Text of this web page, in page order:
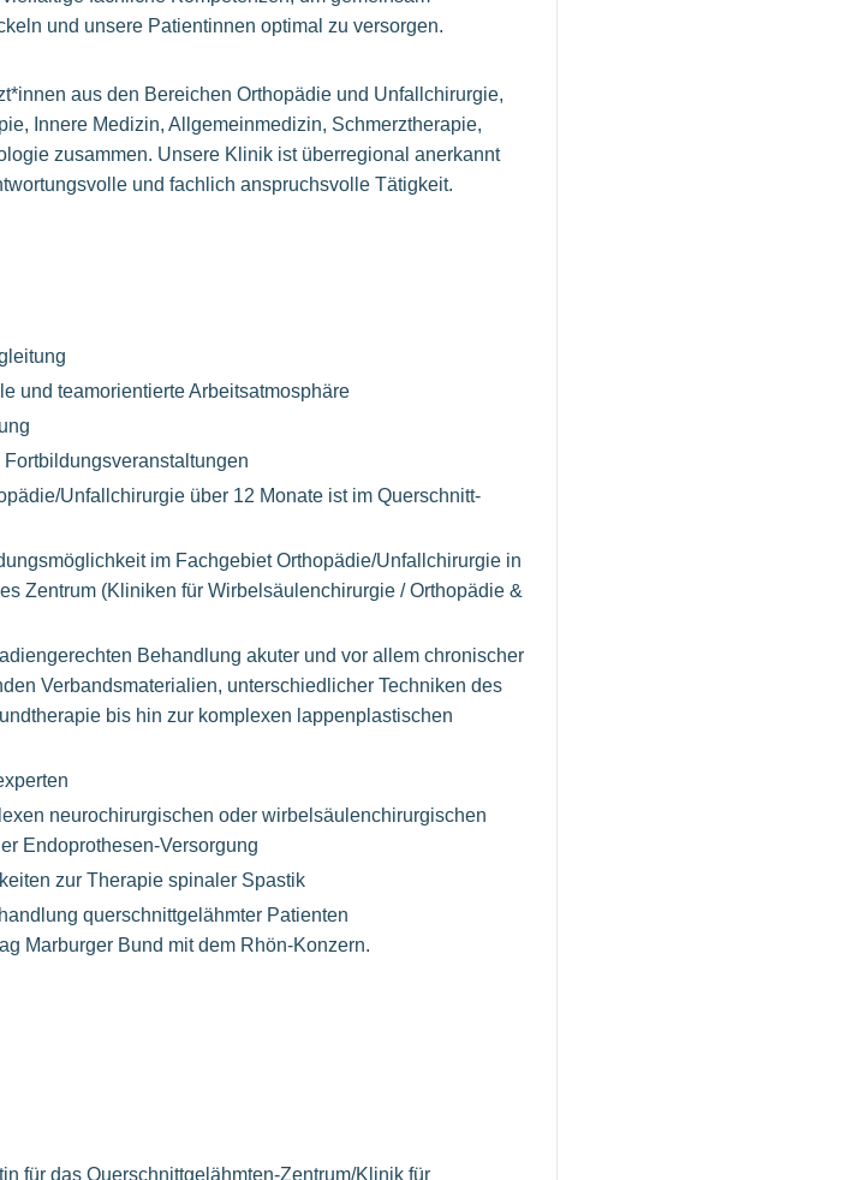
und unsere Patientinnen optimal zu versorgen.
aus den Bereichen Orthopädie und Unfallchirurgie,
Innere Medizin, Allgemeinmedizin, Schmerztherapie,
zusammen. Unsere Klinik ist überregional anerkannt
und fachlich anspruchsvolle Tätigkeit.
und teamorientierte Arbeitsatmosphäre
Unfallchirurgie über 12 Monate ist im Querschnitt-
im Fachgebiet Orthopädie/Unfallchirurgie in
Zentrum (Kliniken für Wirbelsäulenchirurgie / Orthopädie &
Behandlung akuter und vor allem chronischer
Verbandsmaterialien, unterschiedlicher Techniken des
bis hin zur komplexen lappenplastischen
neurochirurgischen oder wirbelsäulenchirurgischen
Endoprothesen-Versorgung
zur Therapie spinaler Spastik
querschnittgelähmter Patienten
Marburger Bund mit dem Rhön-Konzern.
für das Querschnittgelähmten-Zentrum/Klinik für